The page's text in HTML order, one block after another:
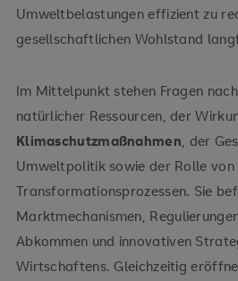
Umweltbelastungen effizient zu
gesellschaftlichen Wohlstand
Im Mittelpunkt stehen Fragen
natürlicher Ressourcen, der
Klimaschutzmaßnahmen, der
Umweltpolitik sowie der Rolle von
Transformationsprozessen. Sie
Marktmechanismen,
Abkommen und innovativen
Wirtschaftens. Gleichzeitig